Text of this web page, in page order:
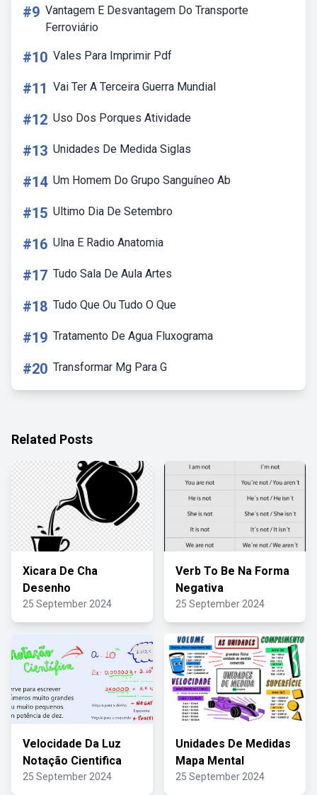
#9 Vantagem E Desvantagem Do Transporte
Ferroviário
#10 Vales Para Imprimir Pdf
#11 Vai Ter A Terceira Guerra Mundial
#12 Uso Dos Porques Atividade
#13 Unidades De Medida Siglas
#14 Um Homem Do Grupo Sanguíneo Ab
#15 Ultimo Dia De Setembro
#16 Ulna E Radio Anatomia
#17 Tudo Sala De Aula Artes
#18 Tudo Que Ou Tudo O Que
#19 Tratamento De Agua Fluxograma
#20 Transformar Mg Para G
Related Posts
Xicara De Cha
Desenho
25 September 2024
Verb To Be Na Forma
Negativa
25 September 2024
Velocidade Da Luz
Notação Cientifica
25 September 2024
Unidades De Medidas
Mapa Mental
25 September 2024